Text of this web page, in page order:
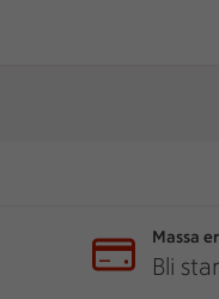
Massa
Bli